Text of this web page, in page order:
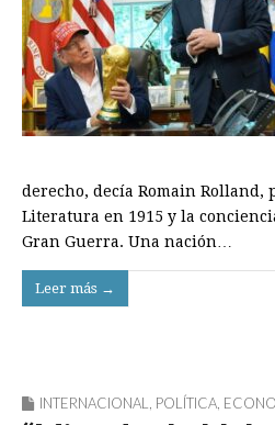
derecho, decía Romain Rolland,
Literatura en 1915 y la
Gran Guerra. Una nación…
Leer más →
INTERNACIONAL POLÍTICA